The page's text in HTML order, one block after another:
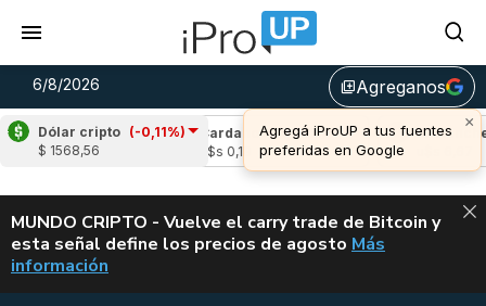
6/8/2026 library_addAgreganos
×
Agregá iProUP a tus fuentes
preferidas en Google
Dólar cripto (-0,11%)
$ 1568,56
(-2,39%)
Cardano (-1,62%)
u$s 0,19
Avalanche
u$s 6,67
ALERTA
MUNDO CRIPTO - Vuelve el carry trade de Bitcoin y
esta señal define los precios de agosto VUELVE EL
Más
información